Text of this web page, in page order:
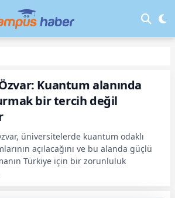
Kuantum alanında
bir tercih değil
üniversitelerde kuantum odaklı
açılacağını ve bu alanda güçlü
Türkiye için bir zorunluluk